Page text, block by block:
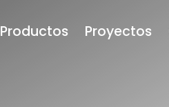
Productos Proyectos